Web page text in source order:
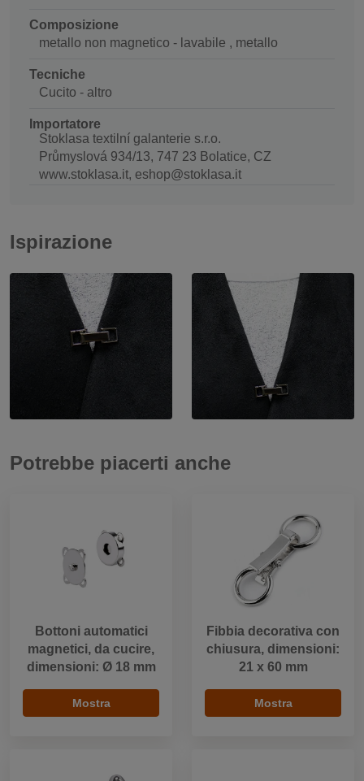
Composizione
metallo non magnetico - lavabile , metallo
Tecniche
Cucito - altro
Importatore
Stoklasa textilní galanterie s.r.o.
Průmyslová 934/13, 747 23 Bolatice, CZ
www.stoklasa.it, eshop@stoklasa.it
Ispirazione
Potrebbe piacerti anche
Bottoni automatici
magnetici, da cucire,
dimensioni: Ø 18 mm
Mostra
Fibbia decorativa con
chiusura, dimensioni:
21 x 60 mm
Mostra